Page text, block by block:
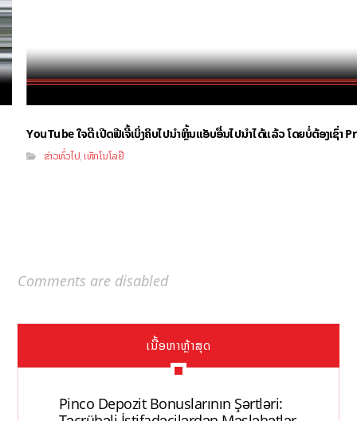
YouTube ໃຈດີ ເປີດຟີເຈີ້ເບິ່ງຄິບໄປນຳຫຼິ້ນແອັບອື່ນໄປນຳໄດ້ແລ້ວ ໂດຍບໍ່ຕ້ອງເຊົ່າ
ຂ່າວທົ່ວໄປ ,ເທັກໂນໂລຢີ
Comments are disabled
ເນື້ອຫາຫຼ້າສຸດ
Pinco Depozit Bonuslarının Şərtləri: